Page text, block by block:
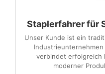
Staplerfahrer für
Unser Kunde ist ein
verbindet erfolgreich
moderner